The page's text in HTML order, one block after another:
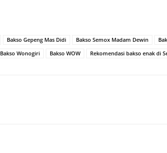
Bakso Gepeng Mas Didi Bakso Semox Madam Dewin
Bakso Wonogiri Bakso WOW Rekomendasi bakso enak di